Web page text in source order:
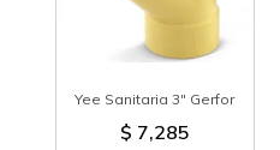
Yee Sanitaria 3" Gerfor
$ 7,285